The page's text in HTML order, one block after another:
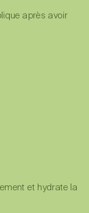
et hydrate la
après avoir